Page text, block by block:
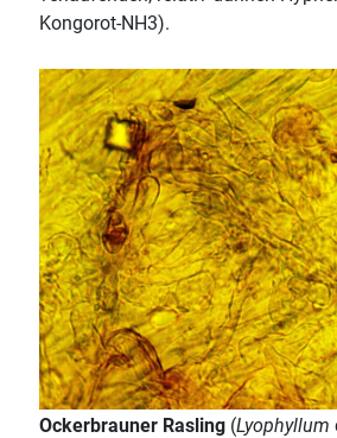
Kongorot-NH3).
Ockerbrauner Rasling (Lyophyllum